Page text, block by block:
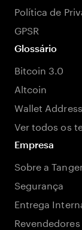
Política de
GPSR
Glossário
Bitcoin 3.0
Altcoin
Wallet Address
Ver todos os
Empresa
Sobre a
Segurança
Entrega
Revendedores